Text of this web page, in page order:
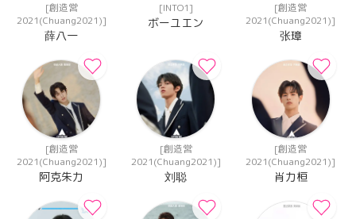
[創造営
2021(Chuang2021)]
薛八一
[INTO1]
ボーユエン
[創造営
2021(Chuang2021)]
张璋
[創造営
2021(Chuang2021)]
阿克朱力
[創造営
2021(Chuang2021)]
刘聪
[創造営
2021(Chuang2021)]
肖力桓